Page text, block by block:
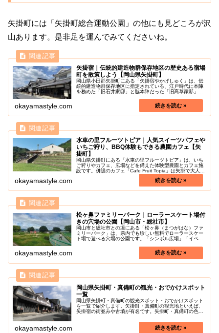
矢掛町には「矢掛町総合運動公園」の他にも見どころが沢
山あります。是非足を運んでみてくださいね。
矢掛宿｜伝統的建造物群保存地区の歴史ある宿場
町を散策しよう【岡山県矢掛町】
岡山県小田郡矢掛町にある「矢掛宿やかげしゅく」は、伝
統的建造物群保存地区に指定されている、江戸時代に本陣
を務めた「旧石井家邸」と脇本陣だった「旧高草家邸」が
方が当時のまま残っており、国の重...
okayamastyle.com
水車の里フルーツトピア｜人気スイーツパフェや
いちご狩り、BBQ体験もできる農園カフェ【矢
掛町】
岡山県矢掛町にある「水車の里フルーツトピア」は、いち
ご狩りやカフェ、広場などを備えた体験型農園とカフェ施
設です。併設のカフェ「Cafe Fruit Topia」は矢掛で大人気
のスポットになっており、人気の季節限定パフェは予約し
okayamastyle.com
松ヶ鼻ファミリーパーク｜ローラースケート場付
きの穴場の公園【岡山市・総社市】
岡山市と総社市との境にある「松ヶ鼻（まつがはな）ファ
ミリーパーク」は、県内でも珍しい無料でローラースケー
ト場で遊べる穴場の公園です。「シンボル広場」「イベン
５つ広場を設けた大きな公園です。...
okayamastyle.com
岡山県矢掛町・真備町の観光・おでかけスポット
一覧
岡山県矢掛町・真備町の観光スポット・おでかけスポット
を一覧で紹介します。矢掛町・真備町の観光地といえば、
矢掛宿の街並みや古墳が有名です。矢掛町・真備町の色々
okayamastyle.com